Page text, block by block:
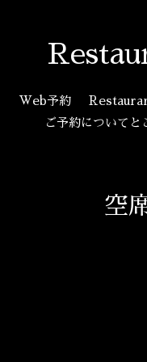
Web予約
ご予約についてと
空